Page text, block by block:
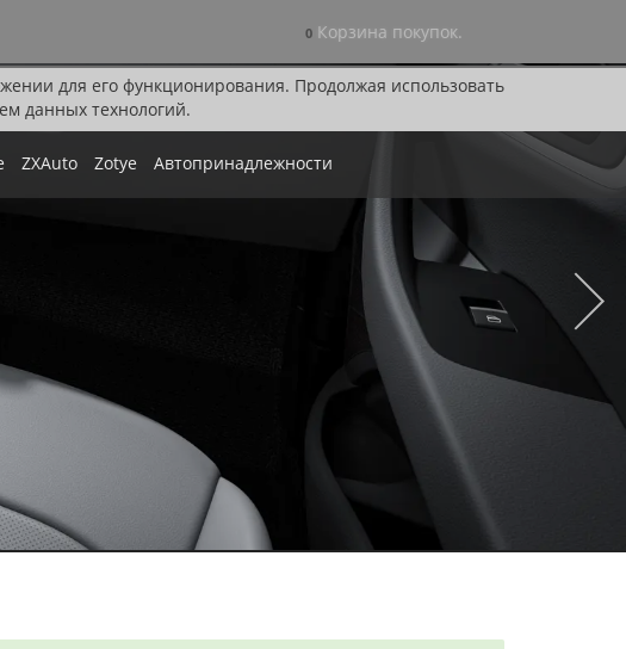
для его функционирования. Продолжая использовать
данных технологий.
0 Корзина покупок.
ZXAuto Zotye Автопринадлежности